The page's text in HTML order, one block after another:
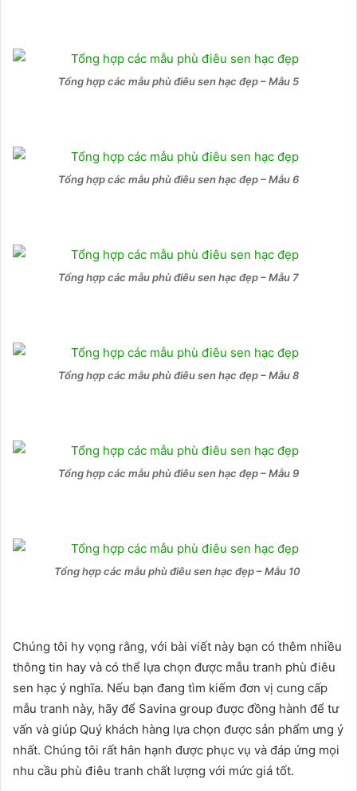
Tổng hợp các mẫu phù điêu sen hạc đẹp – Mẫu 5
Tổng hợp các mẫu phù điêu sen hạc đẹp – Mẫu 6
Tổng hợp các mẫu phù điêu sen hạc đẹp – Mẫu 7
Tổng hợp các mẫu phù điêu sen hạc đẹp – Mẫu 8
Tổng hợp các mẫu phù điêu sen hạc đẹp – Mẫu 9
Tổng hợp các mẫu phù điêu sen hạc đẹp – Mẫu 10
Chúng tôi hy vọng rằng, với bài viết này bạn có thêm nhiều
thông tin hay và có thể lựa chọn được mẫu tranh phù điêu
sen hạc ý nghĩa. Nếu bạn đang tìm kiếm đơn vị cung cấp
mẫu tranh này, hãy để Savina group được đồng hành để tư
vấn và giúp Quý khách hàng lựa chọn được sản phẩm ưng ý
nhất. Chúng tôi rất hân hạnh được phục vụ và đáp ứng mọi
nhu cầu phù điêu tranh chất lượng với mức giá tốt.